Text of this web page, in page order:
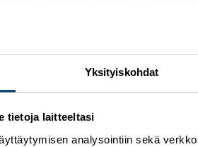
Yksityiskohdat
tietoja laitteeltasi
analysointiin sekä